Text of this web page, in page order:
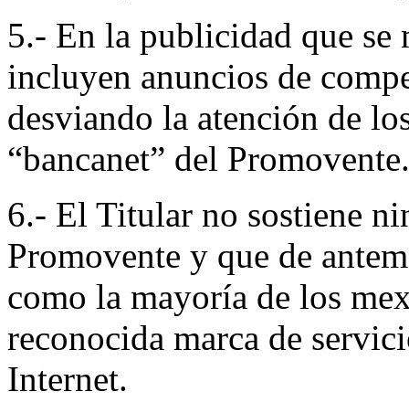
5.- En la publicidad que se
incluyen anuncios de
desviando la atención de
“bancanet” del Promovente.
6.- El Titular no sostiene
Promovente y que de
como la mayoría de los
reconocida marca de
Internet.